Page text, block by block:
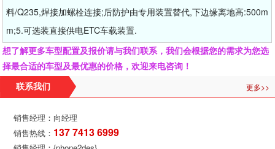
料/Q235,焊接加螺栓连接;后防护由专用装置替代,下边缘离地高:500m
m;5.可选装直接供电ETC车载装置.
想了解更多车型配置及报价请与我们联系，我们会根据您的需求为您选
择最合适的车型及最优惠的价格，欢迎来电咨询！
联系我们 更多>>
销售经理：向经理
销售热线： 137 7413 6999